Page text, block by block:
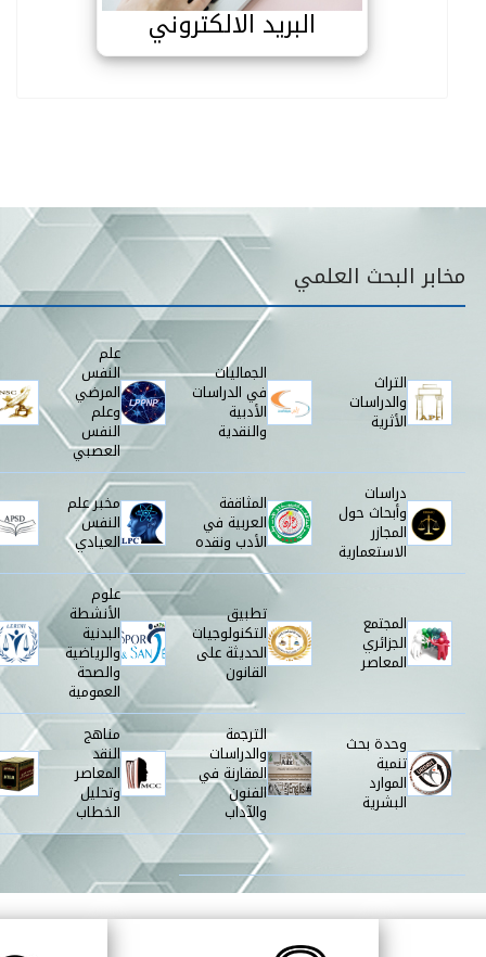
البريد الالكتروني
قائمة مخابر البحث
مخابر البحث العلمي
التراث
والدراسات
الأثرية
الجماليات
في الدراسات
الأدبية
والنقدية
علم
النفس
المرضي
وعلم
النفس
العصبي
دراسات
وأبحاث حول
المجازر
الاستعمارية
المثاقفة
العربية في
الأدب ونقده
مخبر علم
النفس
العيادي
المجتمع
الجزائري
المعاصر
تطبيق
التكنولوجيات
الحديثة على
القانون
علوم
الأنشطة
البدنية
والرياضية
والصحة
العمومية
وحدة بحث
تنمية
الموارد
البشرية
الترجمة
والدراسات
المقارنة في
الفنون
والآداب
مناهج
النقد
المعاصر
وتحليل
الخطاب